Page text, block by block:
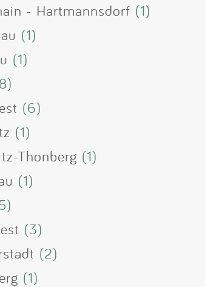
- Hartmannsdorf (1)
(1)
(1)
(6)
(1)
Thonberg (1)
(1)
(3)
(2)
(1)